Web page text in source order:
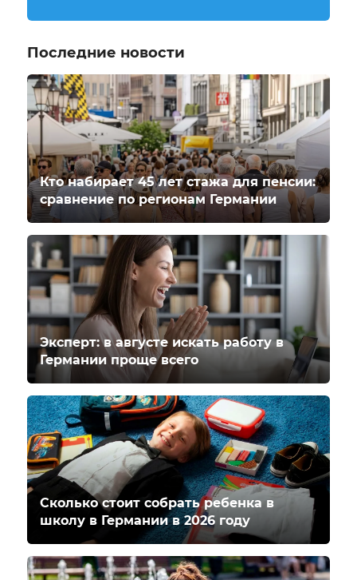
Последние новости
Кто набирает 45 лет стажа для пенсии:
сравнение по регионам Германии
Эксперт: в августе искать работу в
Германии проще всего
Сколько стоит собрать ребенка в
школу в Германии в 2026 году